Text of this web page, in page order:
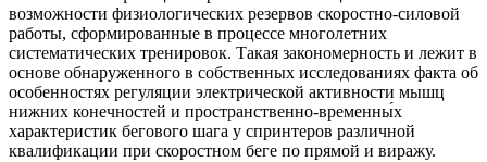
возможности физиологических резервов скоростно-силовой
работы, сформированные в процессе многолетних
систематических тренировок. Такая закономерность и лежит в
основе обнаруженного в собственных исследованиях факта об
особенностях регуляции электрической активности мышц
нижних конечностей и пространственно-временны́х
характеристик бегового шага у спринтеров различной
квалификации при скоростном беге по прямой и виражу.